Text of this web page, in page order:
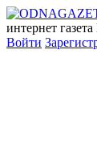
интернет
Войти